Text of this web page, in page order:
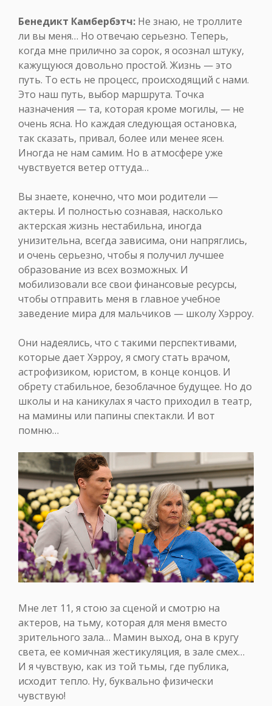
Бенедикт Камбербэтч: Не знаю, не троллите
ли вы меня… Но отвечаю серьезно. Теперь,
когда мне прилично за сорок, я осознал штуку,
кажущуюся довольно простой. Жизнь — это
путь. То есть не процесс, происходящий с нами.
Это наш путь, выбор маршрута. Точка
назначения — та, которая кроме могилы, — не
очень ясна. Но каждая следующая остановка,
так сказать, привал, более или менее ясен.
Иногда не нам самим. Но в атмосфере уже
чувствуется ветер оттуда…
Вы знаете, конечно, что мои родители —
актеры. И полностью сознавая, насколько
актерская жизнь нестабильна, иногда
унизительна, всегда зависима, они напряглись,
и очень серьезно, чтобы я получил лучшее
образование из всех возможных. И
мобилизовали все свои финансовые ресурсы,
чтобы отправить меня в главное учебное
заведение мира для мальчиков — школу Хэрроу.
Они надеялись, что с такими перспективами,
которые дает Хэрроу, я смогу стать врачом,
астрофизиком, юристом, в конце концов. И
обрету стабильное, безоблачное будущее. Но до
школы и на каникулах я часто приходил в театр,
на мамины или папины спектакли. И вот
помню…
Мне лет 11, я стою за сценой и смотрю на
актеров, на тьму, которая для меня вместо
зрительного зала… Мамин выход, она в кругу
света, ее комичная жестикуляция, в зале смех…
И я чувствую, как из той тьмы, где публика,
исходит тепло. Ну, буквально физически
чувствую!